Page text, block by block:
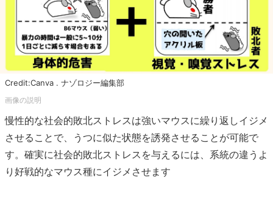
Credit:Canva . ナゾロジー編集部
慢性的な社会的敗北ストレスは強いマウスに繰り返しイジメ
させることで、うつに似た状態を誘発させることが可能で
す。確実に社会的敗北ストレスを与えるには、系統の違うよ
り好戦的なマウス種にイジメさせます